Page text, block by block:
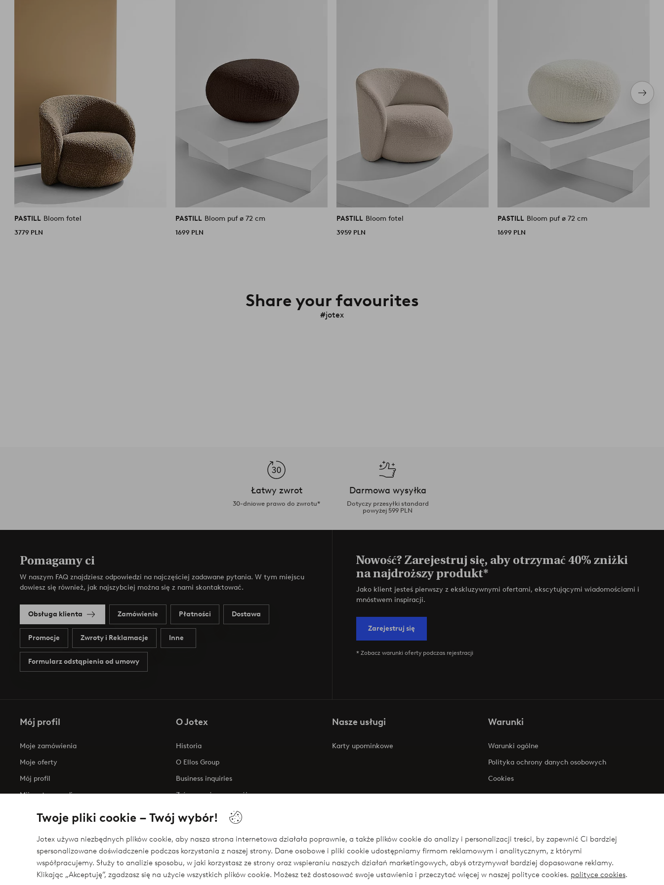
Twoje pliki cookie – Twój wybór!
Jotex używa niezbędnych plików cookie, aby nasza strona internetowa działała poprawnie, a także plików cookie do analizy i personalizacji treści, by zapewnić Ci bardziej
spersonalizowane doświadczenie podczas korzystania z naszej strony. Dane osobowe i pliki cookie udostępniamy firmom reklamowym i analitycznym, z którymi
współpracujemy. Służy to analizie sposobu, w jaki korzystasz ze strony oraz wspieraniu naszych działań marketingowych, abyś otrzymywał bardziej dopasowane reklamy.
Klikając „Akceptuję”, zgadzasz się na użycie wszystkich plików cookie. Możesz też dostosować swoje ustawienia i przeczytać więcej w naszej polityce cookies. polityce cookies.
PASTILL Bloom fotel
3779 PLN
PASTILL Bloom puf ø 72 cm
1699 PLN
PASTILL Bloom fotel
3959 PLN
PASTILL Bloom puf ø 72 cm
1699 PLN
Share your favourites
#jotex
Łatwy zwrot
30-dniowe prawo do zwrotu*
Darmowa wysyłka
Dotyczy przesyłki standard
powyżej 599 PLN
Pomagamy ci
W naszym FAQ znajdziesz odpowiedzi na najczęściej zadawane pytania. W tym miejscu
dowiesz się również, jak najszybciej można się z nami skontaktować.
Obsługa klienta Zamówienie Płatności Dostawa
Promocje Zwroty i Reklamacje Inne
Formularz odstąpienia od umowy
Nowość? Zarejestruj się, aby otrzymać 40% zniżki
na najdroższy produkt*
Jako klient jesteś pierwszy z ekskluzywnymi ofertami, ekscytującymi wiadomościami i
mnóstwem inspiracji.
Zarejestruj się
* Zobacz warunki oferty podczas rejestracji
Mój profil
Moje zamówienia
Moje oferty
Mój profil
Mijn retourzendingen
O Jotex
Historia
O Ellos Group
Business inquiries
Zrównoważony rozwój
Oświadczenie o dostępności
Nasze usługi
Karty upominkowe
Warunki
Warunki ogólne
Polityka ochrony danych osobowych
Cookies
Bezpieczne płatności - zapłać teraz lub podziel się
Chcesz dowiedzieć się więcej o naszych opcjach płatności